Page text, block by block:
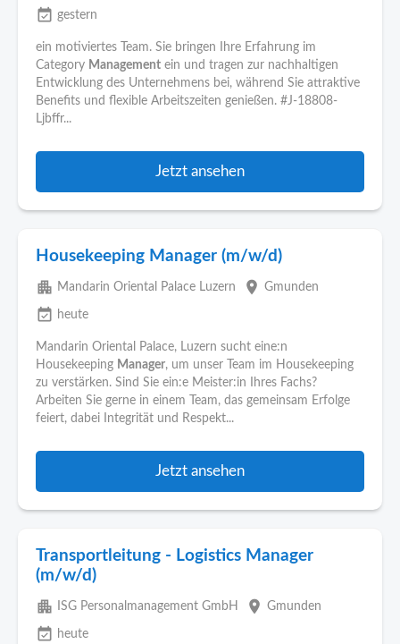
event_available gestern
ein motiviertes Team. Sie bringen Ihre Erfahrung im
Category Management ein und tragen zur nachhaltigen
Entwicklung des Unternehmens bei, während Sie attraktive
Benefits und flexible Arbeitszeiten genießen. #J-18808-
Ljbffr...
Jetzt ansehen
Housekeeping Manager (m/w/d)
apartment Mandarin Oriental Palace Luzern place Gmunden
event_available heute
Mandarin Oriental Palace, Luzern sucht eine:n
Housekeeping Manager, um unser Team im Housekeeping
zu verstärken. Sind Sie ein:e Meister:in Ihres Fachs?
Arbeiten Sie gerne in einem Team, das gemeinsam Erfolge
feiert, dabei Integrität und Respekt...
Jetzt ansehen
Transportleitung - Logistics Manager
(m/w/d)
apartment ISG Personalmanagement GmbH place Gmunden
event_available heute